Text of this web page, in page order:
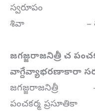
స్వరూపం
శివా –
జగజ్జరాజనిత్రీ చ
వాగ్దేవ్యాభరణాకారా
జగజ్జరాజనిత్రీ
పంచకర్మ ప్రసూతికా